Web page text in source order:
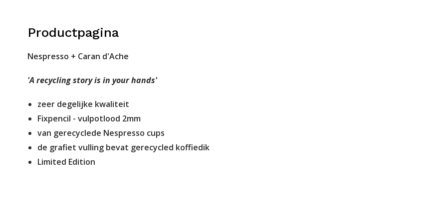
Productpagina
Nespresso + Caran d'Ache
'A recycling story is in your hands'
zeer degelijke kwaliteit
Fixpencil - vulpotlood 2mm
van gerecyclede Nespresso cups
de grafiet vulling bevat gerecycled koffiedik
Limited Edition